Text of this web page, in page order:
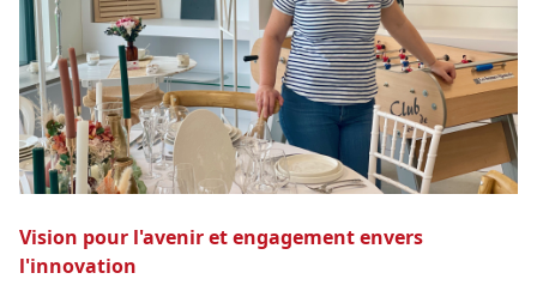
Vision pour l'avenir et engagement envers
l'innovation